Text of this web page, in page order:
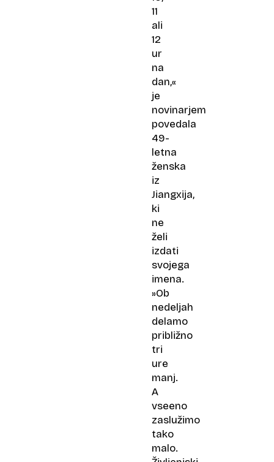
11
ali
12
ur
na
dan,«
je
novinarjem
povedala
49-
letna
ženska
iz
Jiangxija,
ki
ne
želi
izdati
svojega
imena.
»Ob
nedeljah
delamo
približno
tri
ure
manj.
A
vseeno
zaslužimo
tako
malo.